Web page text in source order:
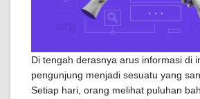
Di tengah derasnya arus informasi di
pengunjung menjadi sesuatu yang
Setiap hari, orang melihat puluhan